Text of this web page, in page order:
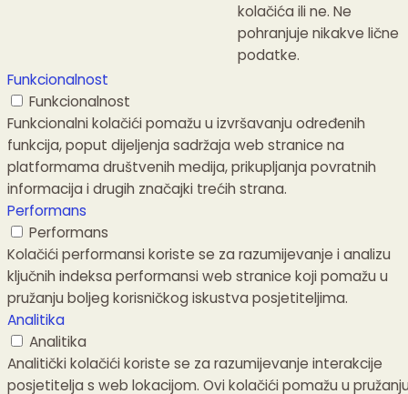
kolačića ili ne. Ne
pohranjuje nikakve lične
podatke.
Funkcionalnost
Funkcionalnost
Funkcionalni kolačići pomažu u izvršavanju određenih
funkcija, poput dijeljenja sadržaja web stranice na
platformama društvenih medija, prikupljanja povratnih
informacija i drugih značajki trećih strana.
Performans
Performans
Kolačići performansi koriste se za razumijevanje i analizu
ključnih indeksa performansi web stranice koji pomažu u
pružanju boljeg korisničkog iskustva posjetiteljima.
Analitika
Analitika
Analitički kolačići koriste se za razumijevanje interakcije
posjetitelja s web lokacijom. Ovi kolačići pomažu u